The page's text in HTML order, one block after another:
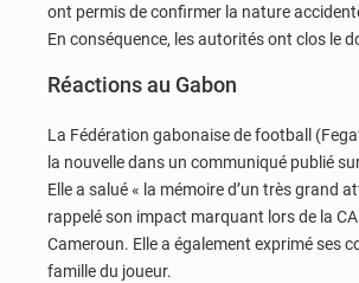
ont permis de confirmer la nature
En conséquence, les autorités ont clos le
Réactions au Gabon
La Fédération gabonaise de football
la nouvelle dans un communiqué publié
Elle a salué « la mémoire d’un très grand
rappelé son impact marquant lors de la
Cameroun. Elle a également exprimé ses
famille du joueur.